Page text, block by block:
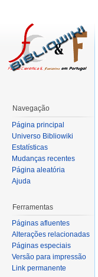
Navegação
Página principal
Universo Bibliowiki
Estatísticas
Mudanças recentes
Página aleatória
Ajuda
Ferramentas
Páginas afluentes
Alterações relacionadas
Páginas especiais
Versão para impressão
Link permanente